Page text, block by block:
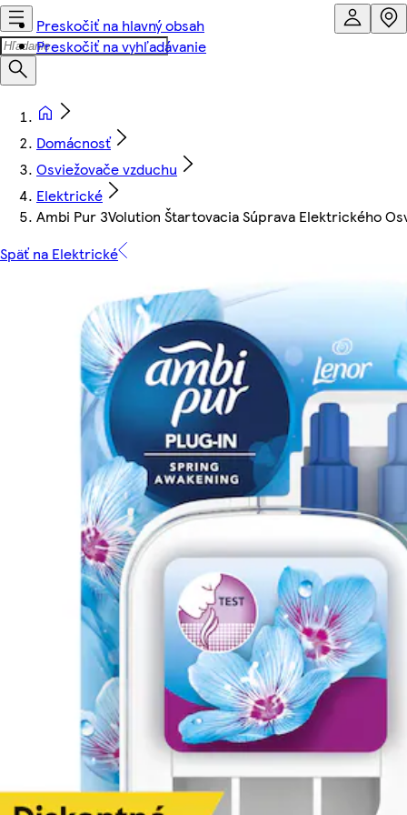
Preskočiť na hlavný obsah
Preskočiť na vyhľadávanie
Domácnosť
Osviežovače vzduchu
Elektrické
Ambi Pur 3Volution Štartovacia Súprava Elektrického
Späť na Elektrické